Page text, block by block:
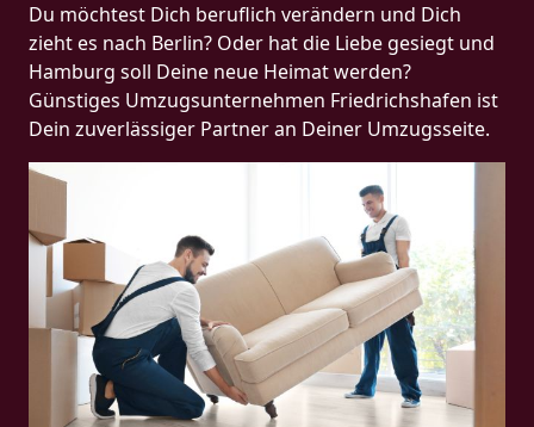
Du möchtest Dich beruflich verändern und Dich
zieht es nach Berlin? Oder hat die Liebe gesiegt und
Hamburg soll Deine neue Heimat werden?
Günstiges Umzugsunternehmen Friedrichshafen ist
Dein zuverlässiger Partner an Deiner Umzugsseite.